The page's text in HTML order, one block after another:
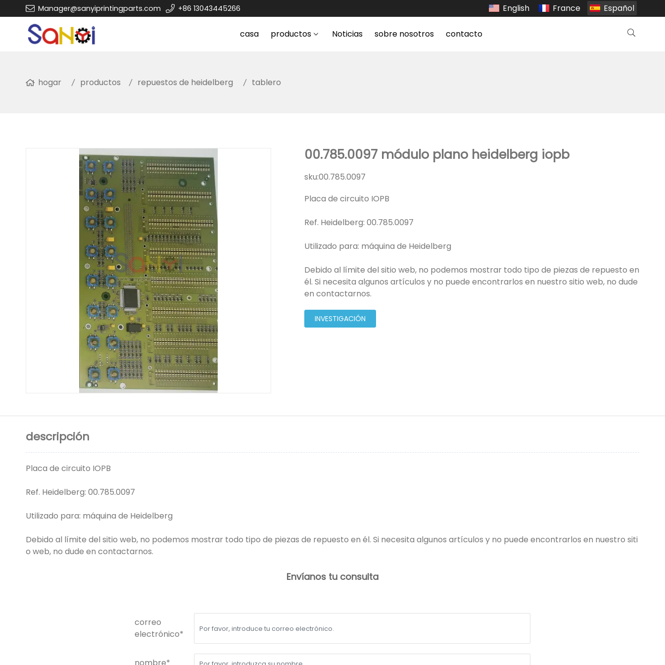
Manager@sanyiprintingparts.com +86 13043445266 English France Español
casa productos Noticias sobre nosotros contacto
hogar productos repuestos de heidelberg tablero
00.785.0097 módulo plano heidelberg iopb
sku:00.785.0097
Placa de circuito IOPB
Ref. Heidelberg: 00.785.0097
Utilizado para: máquina de Heidelberg
Debido al límite del sitio web, no podemos mostrar todo tipo de piezas de repuesto en
él. Si necesita algunos artículos y no puede encontrarlos en nuestro sitio web, no dude
en contactarnos.
INVESTIGACIÓN
descripción
Placa de circuito IOPB
Ref. Heidelberg: 00.785.0097
Utilizado para: máquina de Heidelberg
Debido al límite del sitio web, no podemos mostrar todo tipo de piezas de repuesto en él. Si necesita algunos artículos y no puede encontrarlos en nuestro siti
o web, no dude en contactarnos.
Envíanos tu consulta
correo
electrónico*